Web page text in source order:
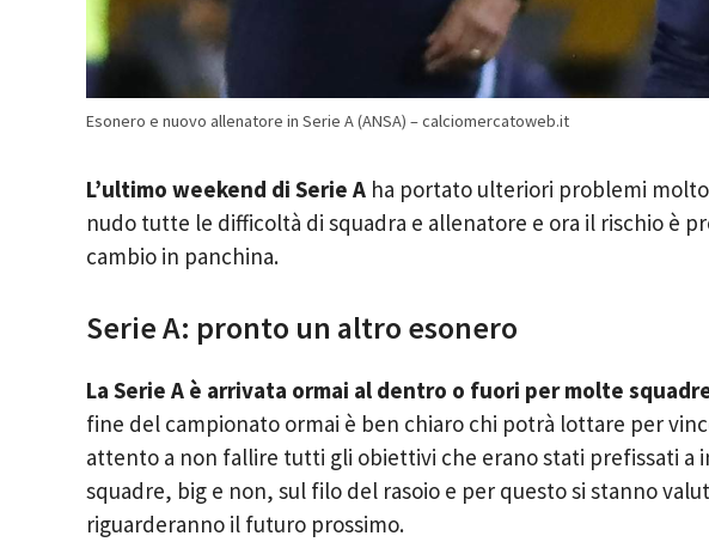
Esonero e nuovo allenatore in Serie A (ANSA) – calciomercatoweb.it
L’ultimo weekend di Serie A ha portato ulteriori problemi
nudo tutte le difficoltà di squadra e allenatore e ora il rischio è
cambio in panchina.
Serie A: pronto un altro esonero
La Serie A è arrivata ormai al dentro o fuori per molte
fine del campionato ormai è ben chiaro chi potrà lottare per
attento a non fallire tutti gli obiettivi che erano stati prefissati a
squadre, big e non, sul filo del rasoio e per questo si stanno
riguarderanno il futuro prossimo.